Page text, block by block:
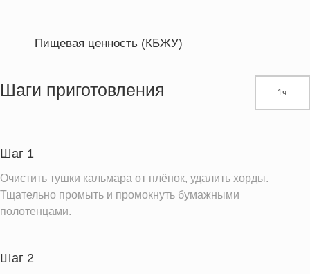
Пищевая ценность (КБЖУ)
Жиры
Информация для одной порции
Шаги приготовления 1ч
Шаг 1
Очистить тушки кальмара от плёнок, удалить хорды.
Тщательно промыть и промокнуть бумажными
полотенцами.
Шаг 2